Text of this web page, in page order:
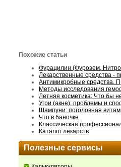
Похожие статьи
Фурацилин (Фурозем,
Лекарственные средства -
Антимикробные средства.
Методы исследования
Летняя косметика: Что бы
Угри (акне): проблемы и
Шампуни: поголовная
Что в баночке
Классическая
Каталог лекарств
Полезные сервисы